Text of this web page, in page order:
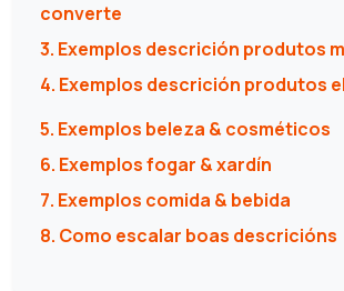
converte
3. Exemplos descrición produtos
4. Exemplos descrición produtos
5. Exemplos beleza & cosméticos
6. Exemplos fogar & xardín
7. Exemplos comida & bebida
8. Como escalar boas descricións